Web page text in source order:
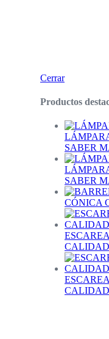
Cerrar
Productos
SABER
SABER
CÓNICA